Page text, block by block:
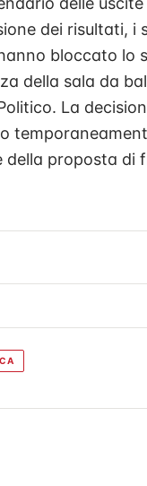
dei risultati, i
bloccato lo
della sala da
La
della proposta di